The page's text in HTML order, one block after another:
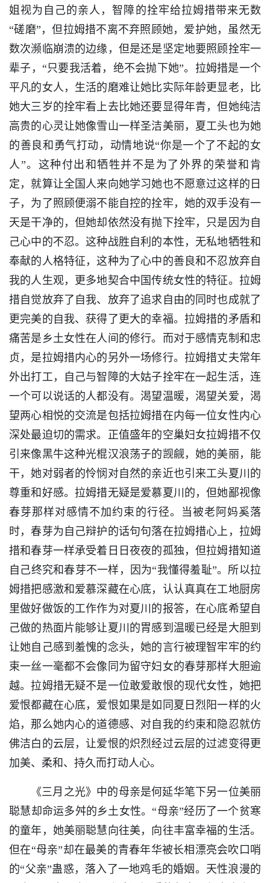
姐视为自己的亲人，智障的拴牢给拉姆措带来无数
“磋磨”，但拉姆措不离不弃照顾她，爱护她，虽然无
数次濒临崩溃的边缘，但是还是坚定地要照顾拴牢一
辈子，“只要我活着，绝不会抛下她”。拉姆措是一个
平凡的女人，生活的磨难让她比实际年龄更显老，比
她大三岁的拴牢看上去比她还要显得年青，但她纯洁
高贵的心灵让她像雪山一样圣洁美丽，夏工头也为她
的善良和勇气打动，动情地说“你是一个了不起的女
人”。这种付出和牺牲并不是为了外界的荣誉和肯
定，就算让全国人来向她学习她也不愿意过这样的日
子，为了照顾便溺不能自控的拴牢，她的双手没有一
天是干净的，但她却依然没有抛下拴牢，只是因为自
己心中的不忍。这种战胜自利的本性，无私地牺牲和
奉献的人格特征，这种为了心中的善良和不忍放弃自
我的人生观，更多地契合中国传统女性的特征。拉姆
措自觉放弃了自我、放弃了追求自由的同时也成就了
更完美的自我、获得了更大的幸福。拉姆措的矛盾和
痛苦是乡土女性在人间的修行。而对于感情克制和忠
贞，是拉姆措内心的另外一场修行。拉姆措丈夫常年
外出打工，自己与智障的大姑子拴牢在一起生活，连
一个可以说话的人都没有。渴望温暖，渴望关爱，渴
望两心相悦的交流是包括拉姆措在内每一位女性内心
深处最迫切的需求。正值盛年的空巢妇女拉姆措不仅
引来像黑牛这种光棍汉浪荡子的觊觎，她的美丽，能
干，她对弱者的怜悯对自然的亲近也引来工头夏川的
尊重和好感。拉姆措无疑是爱慕夏川的，但她鄙视像
春芽那样对感情不加约束的行径。当被老阿妈奚落
时，春芽为自己辩护的话句句落在拉姆措心上，拉姆
措和春芽一样承受着日日夜夜的孤独，但拉姆措知道
自己终究和春芽不一样，因为“我懂得羞耻”。所以拉
姆措把感激和爱慕深藏在心底，认认真真在工地厨房
里做好做饭的工作作为对夏川的报答，在心底希望自
己做的热面片能够让夏川的胃感到温暖已经是大胆到
让她自己感到羞愧的念头，她的言行被理智牢牢的约
束一丝一毫都不会像同为留守妇女的春芽那样大胆逾
越。拉姆措无疑不是一位敢爱敢恨的现代女性，她把
爱恨都藏在心底，爱恨如果是如同夏日烈阳一样的火
焰，那么她内心的道德感、对自我的约束和隐忍就仿
佛洁白的云层，让爱恨的炽烈经过云层的过滤变得更
加美、柔和、持久而打动人心。
《三月之光》中的母亲是何延华笔下另一位美丽
聪慧却命运多舛的乡土女性。“母亲”经历了一个贫寒
的童年，她美丽聪慧向往美，向往丰富幸福的生活。
但在“母亲”却在最美的青春年华被长相漂亮会吹口哨
的“父亲”蛊惑，落入了一地鸡毛的婚姻。天性浪漫的